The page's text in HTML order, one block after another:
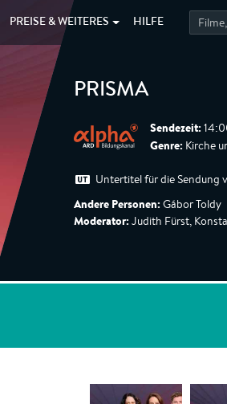
PREISE & WEITERES HILFE
PRISMA
Sendezeit:
Genre: Kirche
Untertitel für die Sendung
Andere Personen: Gábor Toldy
Moderator: Judith Fürst,